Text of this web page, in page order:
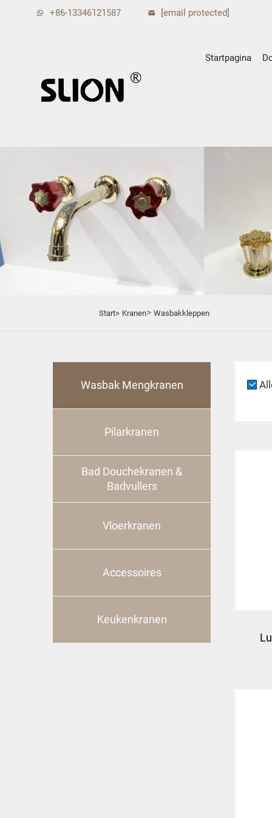
+86-13346121587 [email protected]
Startpagina
Start> Kranen> Wasbakkleppen
Wasbak Mengkranen
Pilarkranen
Bad Douchekranen &
Badvullers
Vloerkranen
Accessoires
Keukenkranen